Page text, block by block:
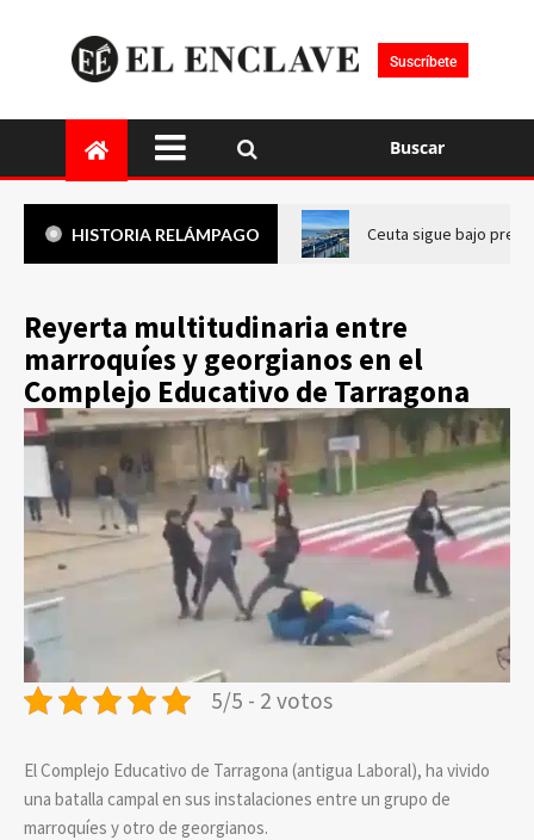
Suscríbete
Buscar
HISTORIA RELÁMPAGO Ceuta sigue bajo
Reyerta multitudinaria entre
marroquíes y georgianos en el
Complejo Educativo de Tarragona
5/5 - 2 votos
El Complejo Educativo de Tarragona (antigua Laboral), ha vivido
una batalla campal en sus instalaciones entre un grupo de
marroquíes y otro de georgianos.